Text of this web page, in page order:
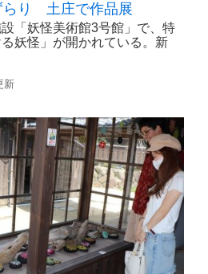
らり 土庄で作品展
「妖怪美術館3号館」で、特
妖怪」が開かれている。新
新